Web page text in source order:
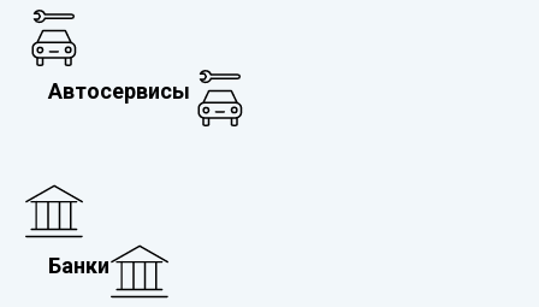
Автосервисы
Банки